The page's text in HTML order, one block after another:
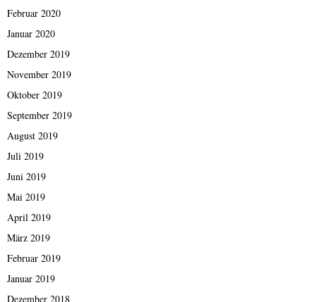
Februar 2020
Januar 2020
Dezember 2019
November 2019
Oktober 2019
September 2019
August 2019
Juli 2019
Juni 2019
Mai 2019
April 2019
März 2019
Februar 2019
Januar 2019
Dezember 2018